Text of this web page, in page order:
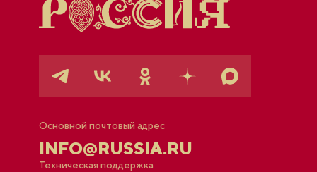
Основной почтовый адрес
INFO@RUSSIA.RU
Техническая поддержка